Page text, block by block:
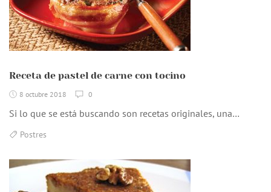
Receta de pastel de carne con tocino
8 octubre 2018 0
Si lo que se está buscando son recetas originales, una…
Postres